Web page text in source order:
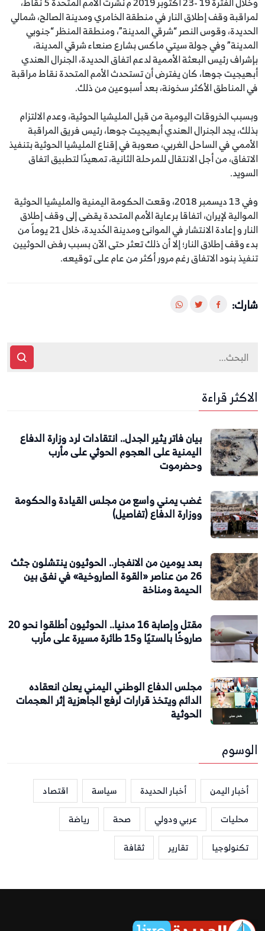
لمراقبة وقف إطلاق النار في منطقة الخامري ومدينة الصالح، شمالي
الحديدة، وقوس النصر “شرقي المدينة”، ‎ومنطقة المنظر “جنوبي
المدينة” وفي جولة سيتي ماكس بشارع صنعاء شرقي المدينة،
بإشراف رئيس البعثة الأممية لدعم اتفاق الحديدة، الجنرال الهندي
أبهيجيت جوها، كان يفترض أن تستحدث الأمم المتحدة نقاط مراقبة
في المناطق الأكثر سخونة، بعد أسبوعين من ذلك.
وبسبب الخروقات اليومية من قبل المليشيا الحوثية، وعدم الالتزام
بذلك، يجد الجنرال الهندي أبهيجيت جوها، رئيس فريق المراقبة
الأممي في الساحل الغربي، صعوبة في إقناع المليشيا الحوثية بتنفيذ
الاتفاق، من أجل الانتقال للمرحلة الثانية، تمهيدًا لتطبيق اتفاق
السويد.
وفي 13 ديسمبر 2018، وقعت الحكومة اليمنية والمليشيا الحوثية
الموالية لإيران، اتفاقا برعاية الأمم المتحدة يقضى إلى وقف إطلاق
النار و إعادة الانتشار في الموانئ ومدينة الحُديدة، خلال 21 يوماً من
بدء وقف إطلاق النار؛ إلا أن ذلك تعثر حتى الآن بسبب رفض الحوثيين
تنفيذ بنود الاتفاق رغم مرور أكثر من عام على توقيعه.
شارك:
الاكثر قراءة
بيان فاتر يثير الجدل.. انتقادات لرد وزارة الدفاع
اليمنية على الهجوم الحوثي على مأرب
وحضرموت
غضب يمني واسع من مجلس القيادة والحكومة
ووزارة الدفاع (تفاصيل)
بعد يومين من الانفجار.. الحوثيون ينتشلون جثث
26 من عناصر «القوة الصاروخية» في نفق بين
الحيمة ومناخة
مقتل وإصابة 16 مدنيا.. الحوثيون أطلقوا نحو 20
صاروخًا بالستيًا و15 طائرة مسيرة على مأرب
مجلس الدفاع الوطني اليمني يعلن انعقاده
الدائم ويتخذ قرارات لرفع الجاهزية إثر الهجمات
الحوثية
الوسوم
أخبار اليمن أخبار الحديدة سياسة
اقتصاد
محليات
عربي ودولي صحة
رياضة
تكنولوجيا
تقارير ثقافة